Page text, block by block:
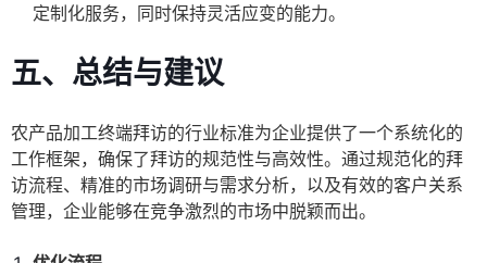
定制化服务，同时保持灵活应变的能力。
五、总结与建议
农产品加工终端拜访的行业标准为企业提供了一个系统化的
工作框架，确保了拜访的规范性与高效性。通过规范化的拜
访流程、精准的市场调研与需求分析，以及有效的客户关系
管理，企业能够在竞争激烈的市场中脱颖而出。